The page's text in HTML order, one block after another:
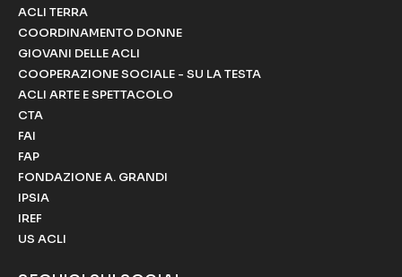
ACLI TERRA
COORDINAMENTO DONNE
GIOVANI DELLE ACLI
COOPERAZIONE SOCIALE - SU LA TESTA
ACLI ARTE E SPETTACOLO
CTA
FAI
FAP
FONDAZIONE A. GRANDI
IPSIA
IREF
US ACLI